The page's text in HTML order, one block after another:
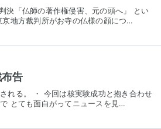
決「仏師の著作権侵害、元の頭へ」 とい
京地方裁判所がお寺の仏様の顔につ…
告
れる。 ・ 今回は核実験成功と抱き合わせ
とても面白がってニュースを見…